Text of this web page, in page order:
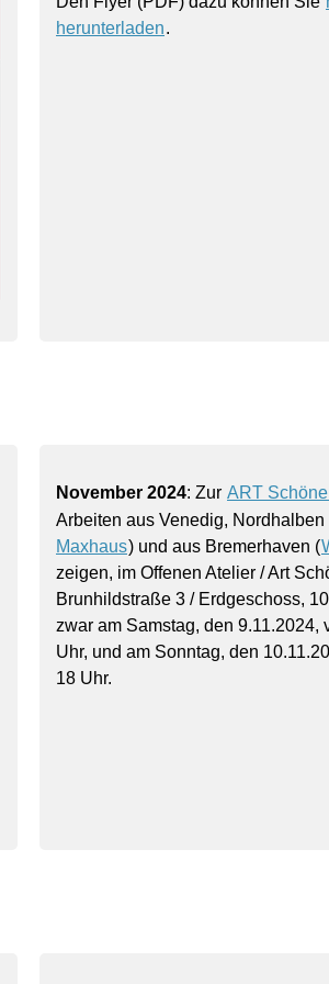
herunterladen.
November 2024: Zur ART
Arbeiten aus Venedig, Nordhalben
Maxhaus) und aus Bremerhaven (
zeigen, im Offenen Atelier / Art
Brunhildstraße 3 / Erdgeschoss,
zwar am Samstag, den 9.11.2024,
Uhr, und am Sonntag, den
18 Uhr.